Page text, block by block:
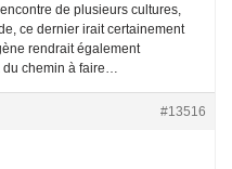
de plusieurs cultures,
ce dernier irait certainement
rendrait également
chemin à faire…
#13516